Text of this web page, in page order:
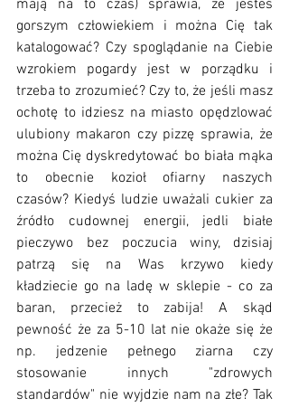
mają na to czas) sprawia, że jesteś
gorszym człowiekiem i można Cię tak
katalogować? Czy spoglądanie na Ciebie
wzrokiem pogardy jest w porządku i
trzeba to zrozumieć? Czy to, że jeśli masz
ochotę to idziesz na miasto opędzlować
ulubiony makaron czy pizzę sprawia, że
można Cię dyskredytować bo biała mąka
to obecnie kozioł ofiarny naszych
czasów? Kiedyś ludzie uważali cukier za
źródło cudownej energii, jedli białe
pieczywo bez poczucia winy, dzisiaj
patrzą się na Was krzywo kiedy
kładziecie go na ladę w sklepie - co za
baran, przecież to zabija! A skąd
pewność że za 5-10 lat nie okaże się że
np. jedzenie pełnego ziarna czy
stosowanie innych "zdrowych
standardów" nie wyjdzie nam na złe? Tak